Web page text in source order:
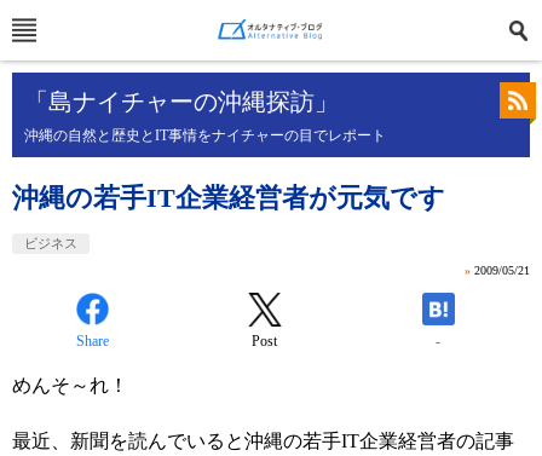
「島ナイチャーの沖縄探訪」
沖縄の自然と歴史とIT事情をナイチャーの目でレポート
沖縄の若手IT企業経営者が元気です
ビジネス
» 2009/05/21
Share Post -
めんそ～れ！
最近、新聞を読んでいると沖縄の若手IT企業経営者の記事